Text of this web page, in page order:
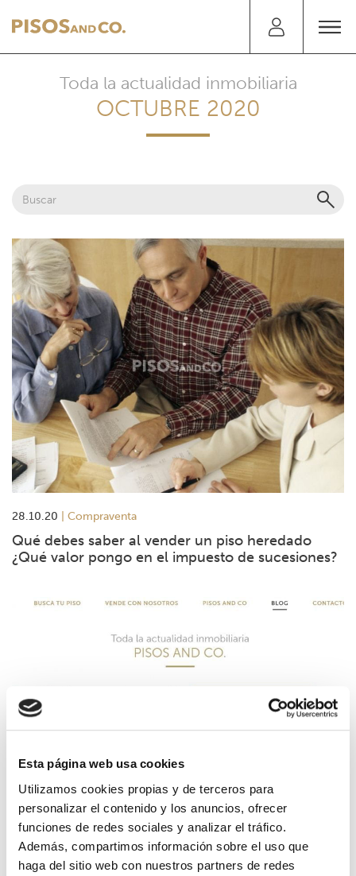
Esta página web usa cookies
Utilizamos cookies propias y de terceros para
personalizar el contenido y los anuncios, ofrecer
funciones de redes sociales y analizar el tráfico.
Además, compartimos información sobre el uso que
haga del sitio web con nuestros partners de redes
Toda la actualidad inmobiliaria
OCTUBRE 2020
28.10.20 Compraventa
Qué debes saber al vender un piso heredado
¿Qué valor pongo en el impuesto de sucesiones?
02.10.20 Pisos And Co.